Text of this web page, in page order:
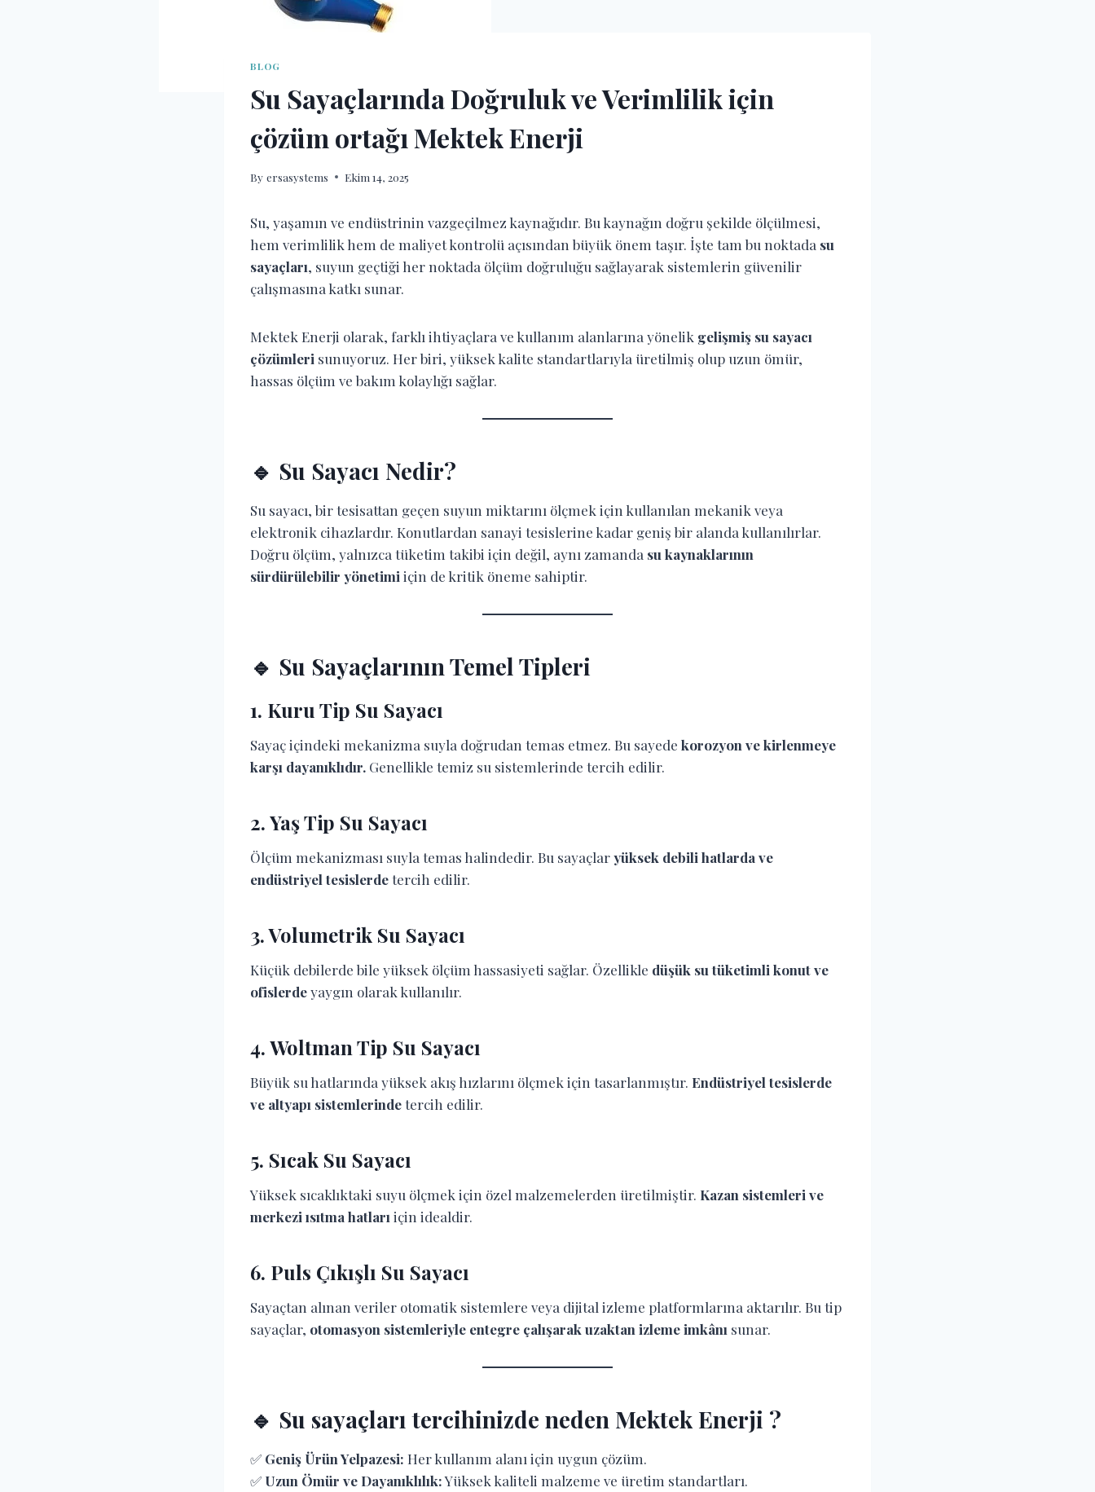
BLOG
Su Sayaçlarında Doğruluk ve Verimlilik için
çözüm ortağı Mektek Enerji
By ersasystems Ekim 14, 2025
Su, yaşamın ve endüstrinin vazgeçilmez kaynağıdır. Bu kaynağın doğru şekilde ölçülmesi,
hem verimlilik hem de maliyet kontrolü açısından büyük önem taşır. İşte tam bu noktada su
sayaçları, suyun geçtiği her noktada ölçüm doğruluğu sağlayarak sistemlerin güvenilir
çalışmasına katkı sunar.
Mektek Enerji olarak, farklı ihtiyaçlara ve kullanım alanlarına yönelik gelişmiş su sayacı
çözümleri sunuyoruz. Her biri, yüksek kalite standartlarıyla üretilmiş olup uzun ömür,
hassas ölçüm ve bakım kolaylığı sağlar.
🔹 Su Sayacı Nedir?
Su sayacı, bir tesisattan geçen suyun miktarını ölçmek için kullanılan mekanik veya
elektronik cihazlardır. Konutlardan sanayi tesislerine kadar geniş bir alanda kullanılırlar.
Doğru ölçüm, yalnızca tüketim takibi için değil, aynı zamanda su kaynaklarının
sürdürülebilir yönetimi için de kritik öneme sahiptir.
🔹 Su Sayaçlarının Temel Tipleri
1. Kuru Tip Su Sayacı
Sayaç içindeki mekanizma suyla doğrudan temas etmez. Bu sayedekorozyon ve kirlenmeye
karşı dayanıklıdır. Genellikle temiz su sistemlerinde tercih edilir.
2.Yaş Tip Su Sayacı
Ölçüm mekanizması suyla temas halindedir. Bu sayaçlaryüksek debili hatlarda ve
endüstriyel tesislerdetercih edilir.
3.Volumetrik Su Sayacı
Küçük debilerde bile yüksek ölçüm hassasiyeti sağlar. Özellikle düşük su tüketimli konut ve
ofislerdeyaygın olarak kullanılır.
4.Woltman Tip Su Sayacı
Büyük su hatlarında yüksek akış hızlarını ölçmek için tasarlanmıştır. Endüstriyel tesislerde
ve altyapı sistemlerindetercih edilir.
5. Sıcak Su Sayacı
Yüksek sıcaklıktaki suyu ölçmek için özel malzemelerden üretilmiştir. Kazan sistemleri ve
merkezi ısıtma hatları için idealdir.
6. Puls Çıkışlı Su Sayacı
Sayaçtan alınan veriler otomatik sistemlere veya dijital izleme platformlarına aktarılır. Bu tip
sayaçlar, otomasyon sistemleriyle entegre çalışarak uzaktan izleme imkânı sunar.
🔹 Su sayaçları tercihinizde neden Mektek Enerji ?
✅ Geniş Ürün Yelpazesi: Her kullanım alanı için uygun çözüm.
✅ Uzun Ömür ve Dayanıklılık:Yüksek kaliteli malzeme ve üretim standartları.